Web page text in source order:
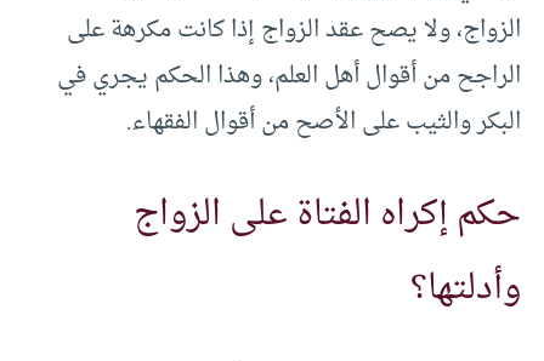
الزواج، ولا يصح عقد الزواج إذا كانت مكرهة على
الراجح من أقوال أهل العلم، وهذا الحكم يجري في
البكر والثيب على الأصح من أقوال الفقهاء.
حكم إكراه الفتاة على الزواج
وأدلتها؟